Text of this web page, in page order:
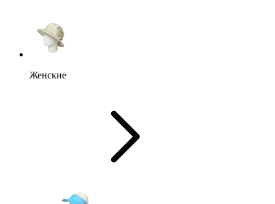
Женские